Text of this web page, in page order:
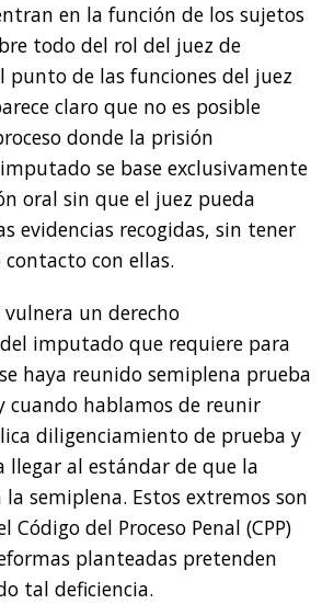
en la función de los sujetos
todo del rol del juez de
punto de las funciones del juez
claro que no es posible
donde la prisión
se base exclusivamente
oral sin que el juez pueda
evidencias recogidas, sin tener
con ellas.
un derecho
imputado que requiere para
haya reunido semiplena prueba
cuando hablamos de reunir
diligenciamiento de prueba y
llegar al estándar de que la
semiplena. Estos extremos son
Código del Proceso Penal (CPP)
planteadas pretenden
tal deficiencia.